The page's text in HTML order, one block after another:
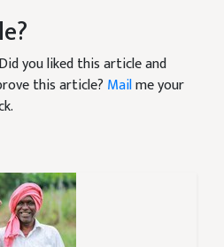
you liked this article and
this article? Mailme your